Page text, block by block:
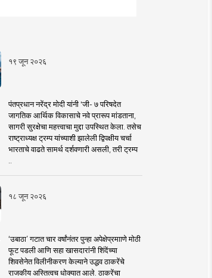
१९ जून २०२६
पंतप्रधान नरेंद्र मोदी यांनी 'जी- ७ परिषदेत
जागतिक आर्थिक विकासाचे नवे प्रारूप मांडताना,
सागरी सुरक्षेचा महत्त्वाचा मुद्दा उपस्थित केला. तसेच
राष्ट्राध्यक्ष ट्रम्प यांच्याशी झालेली द्विपक्षीय चर्चा
भारताचे वाढते सामर्थ दर्शवणारी असली, तरी ट्रम्प
१८ जून २०२६
‘उबाठा’ गटात चार वर्षांनंतर पुन्हा अपेक्षेप्रमााणे मोठी
फूट पडली आणि सहा खासदारांनी शिंदेंच्या
शिवसेनेत विलीनीकरण केल्याने उद्धव ठाकरेंचे
राजकीय अस्तित्वच धोक्यात आले. ठाकरेंचा